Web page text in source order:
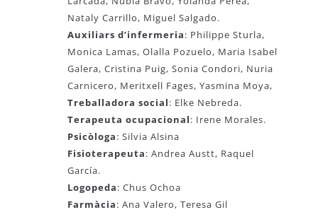
Nataly Carrillo, Miguel Salgado.
Auxiliars d’infermeria: Philippe Sturla,
Monica Lamas, Olalla Pozuelo, Maria Isabel
Galera, Cristina Puig, Sonia Condori, Nuria
Carnicero, Meritxell Fages, Yasmina Moya,
Treballadora social: Elke Nebreda.
Terapeuta ocupacional: Irene Morales.
Psicòloga: Silvia Alsina
Fisioterapeuta: Andrea Austt, Raquel
García.
Logopeda: Chus Ochoa
Farmàcia: Ana Valero, Teresa Gil